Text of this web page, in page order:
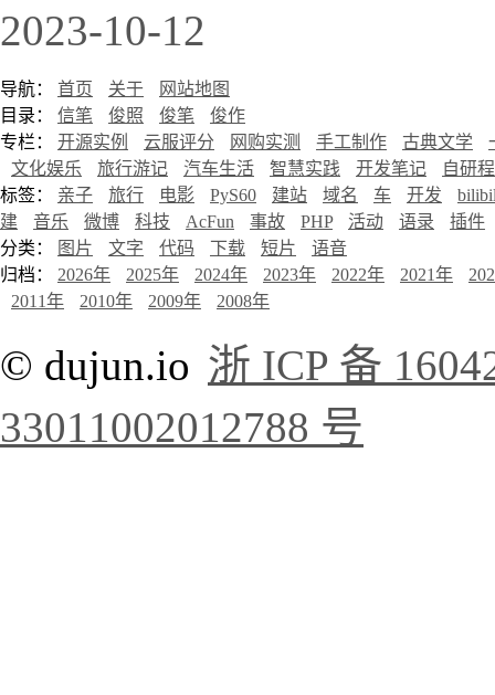
2023-10-12
导航： 首页 关于
网站地图
目录： 信笔 俊照 俊笔
俊作
专栏： 开源实例 云服评分 网购实测 手工制作 古典文学
文化娱乐
旅行游记 汽车生活 智慧实践 开发笔记
自研
标签： 亲子 旅行 电影 PyS60 建站 域名 车 开发
建
音乐 微博 科技 AcFun 事故 PHP 活动 语录
插件
分类：
图片 文字 代码 下载 短片
语音
归档： 2026年 2025年 2024年 2023年 2022年 2021年
2011年
2010年 2009年 2008年
© dujun.io 浙 ICP 备
33011002012788 号